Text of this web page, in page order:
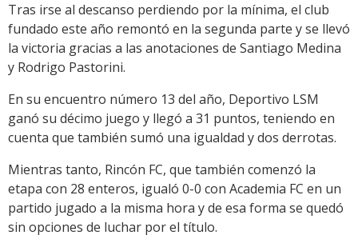
Tras irse al descanso perdiendo por la mínima, el club
fundado este año remontó en la segunda parte y se llevó
la victoria gracias a las anotaciones de Santiago Medina
y Rodrigo Pastorini.
En su encuentro número 13 del año, Deportivo LSM
ganó su décimo juego y llegó a 31 puntos, teniendo en
cuenta que también sumó una igualdad y dos derrotas.
Mientras tanto, Rincón FC, que también comenzó la
etapa con 28 enteros, igualó 0-0 con Academia FC en un
partido jugado a la misma hora y de esa forma se quedó
sin opciones de luchar por el título.